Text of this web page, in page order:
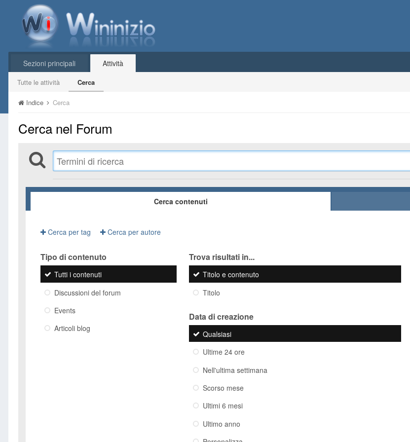
Sezioni principali Attività
Tutte le attività Cerca
Indice Cerca
Cerca nel Forum
Cerca contenuti
Cerca per tag Cerca per autore
Tipo di contenuto
Tutti i contenuti
Discussioni del forum
Events
Articoli blog
Trova risultati in...
Titolo e contenuto
Titolo
Data di creazione
Qualsiasi
Ultime 24 ore
Nell'ultima settimana
Scorso mese
Ultimi 6 mesi
Ultimo anno